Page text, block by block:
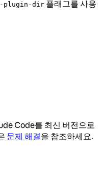
plugin-dir 플래그를 사용
Code를 최신 버전으로
문제 해결을 참조하세요.